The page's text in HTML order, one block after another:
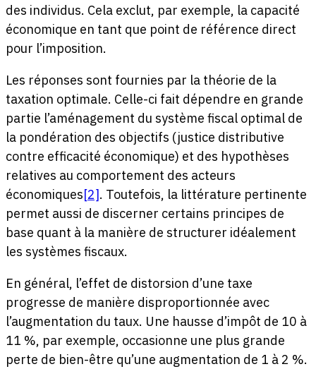
des individus. Cela exclut, par exemple, la capacité
économique en tant que point de référence direct
pour l’imposition.
Les réponses sont fournies par la théorie de la
taxation optimale. Celle-ci fait dépendre en grande
partie l’aménagement du système fiscal optimal de
la pondération des objectifs (justice distributive
contre efficacité économique) et des hypothèses
relatives au comportement des acteurs
économiques[2]. Toutefois, la littérature pertinente
permet aussi de discerner certains principes de
base quant à la manière de structurer idéalement
les systèmes fiscaux.
En général, l’effet de distorsion d’une taxe
progresse de manière disproportionnée avec
l’augmentation du taux. Une hausse d’impôt de 10 à
11 %, par exemple, occasionne une plus grande
perte de bien-être qu’une augmentation de 1 à 2 %.